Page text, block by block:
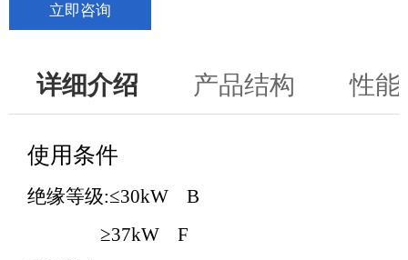
立即咨询
详细介绍 产品结构 性能
使用条件
绝缘等级:≤30kW B
≥37kW F